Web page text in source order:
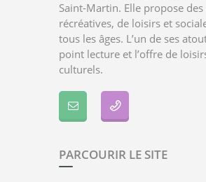
Saint-Martin. Elle propose
récréatives, de loisirs et
tous les âges. L’un de ses
point lecture et l’offre de
culturels.
PARCOURIR LE SITE